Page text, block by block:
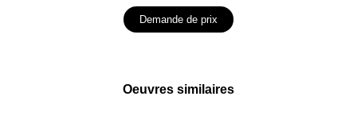
Demande de prix
Oeuvres similaires